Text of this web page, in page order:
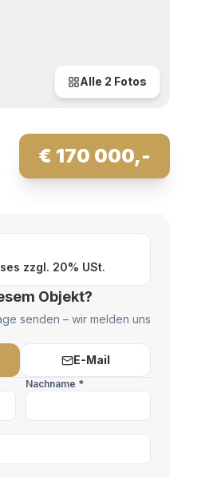
Alle 2 Fotos
€ 170 000,-
zzgl. 20% USt.
Objekt?
senden – wir melden uns
E-Mail
Nachname *